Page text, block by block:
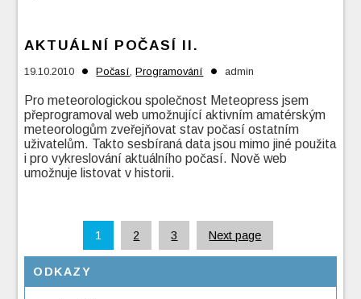
AKTUÁLNÍ POČASÍ II.
19.10.2010 • Počasí,Programování • admin
Pro meteorologickou společnost Meteopress jsem
přeprogramoval web umožnující aktivním amatérským
meteorologům zveřejňovat stav počasí ostatním
uživatelům. Takto sesbíraná data jsou mimo jiné použita
i pro vykreslování aktuálního počasí. Nově web
umožnuje listovat v historii.
1 2 3 Next page
ODKAZY